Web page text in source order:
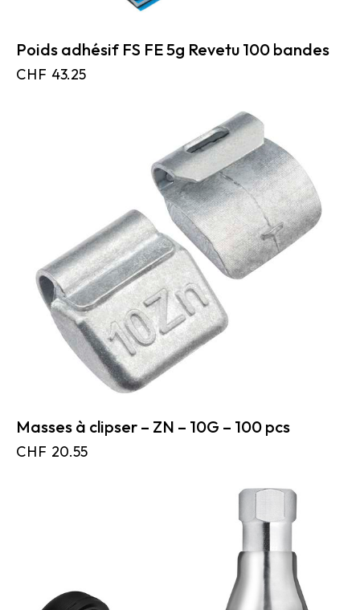
Poids adhésif FS FE 5g Revetu 100 bandes
CHF 43.25
Masses à clipser – ZN – 10G – 100 pcs
CHF 20.55